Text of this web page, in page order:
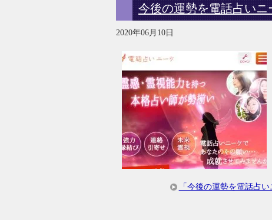
今後の運勢を電話占い
2020年06月10日
「今後の運勢を電話占